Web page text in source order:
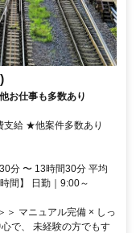
お仕事も多数あり
給 ★他案件多数あり
分 〜 13時間30分 平均
間】 日勤｜9:00～
＞ マニュアル完備 × しっ
で、 未経験の方でもす